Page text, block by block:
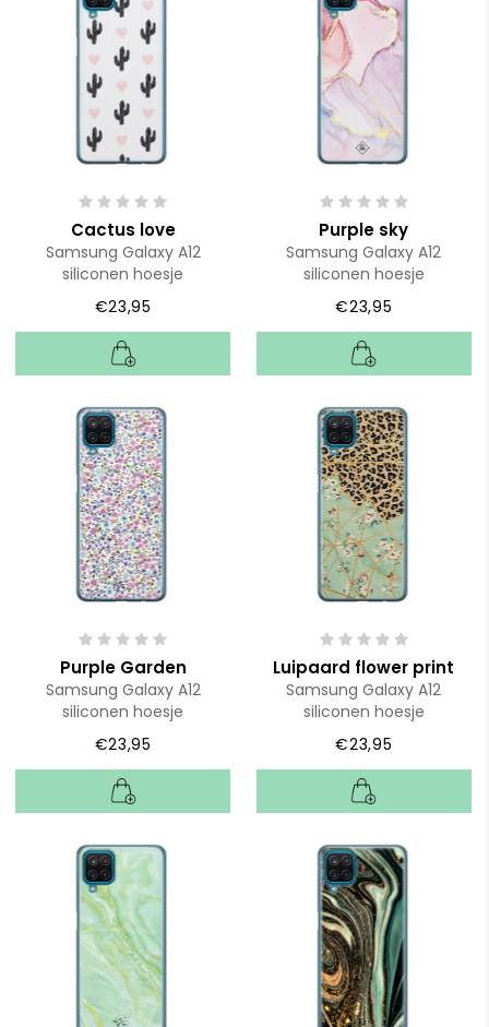
Cactus love
Samsung Galaxy A12
siliconen hoesje
€23,95
Purple sky
Samsung Galaxy A12
siliconen hoesje
€23,95
Purple Garden
Samsung Galaxy A12
siliconen hoesje
€23,95
Luipaard flower print
Samsung Galaxy A12
siliconen hoesje
€23,95